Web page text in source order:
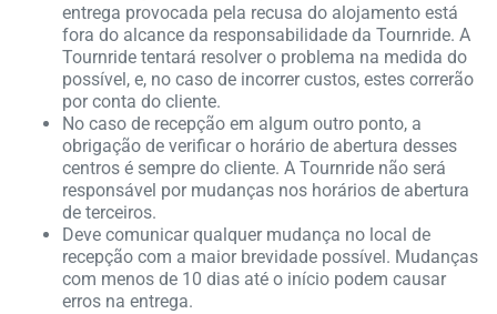
entrega provocada pela recusa do alojamento está
fora do alcance da responsabilidade da Tournride. A
Tournride tentará resolver o problema na medida do
possível, e, no caso de incorrer custos, estes correrão
por conta do cliente.
No caso de recepção em algum outro ponto, a
obrigação de verificar o horário de abertura desses
centros é sempre do cliente. A Tournride não será
responsável por mudanças nos horários de abertura
de terceiros.
Deve comunicar qualquer mudança no local de
recepção com a maior brevidade possível. Mudanças
com menos de 10 dias até o início podem causar
erros na entrega.